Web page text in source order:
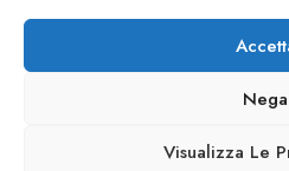
Nega
Visualizza Le
Press